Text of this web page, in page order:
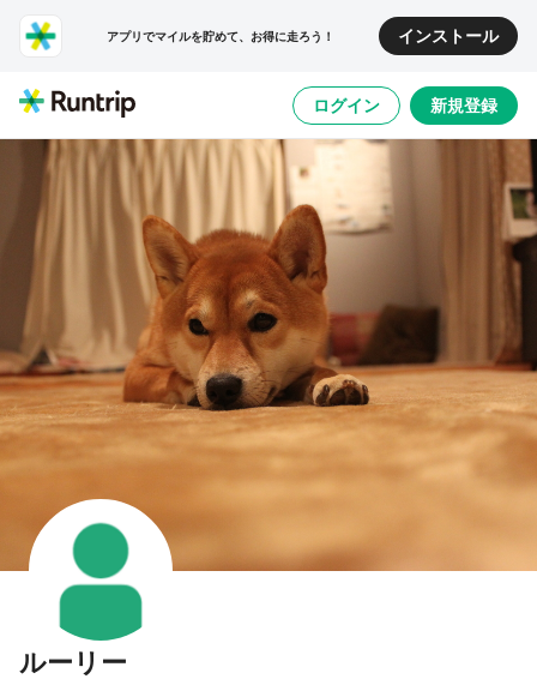
アプリでマイルを貯めて、お得に走ろう！ インストール
ログイン 新規登録
ルーリー